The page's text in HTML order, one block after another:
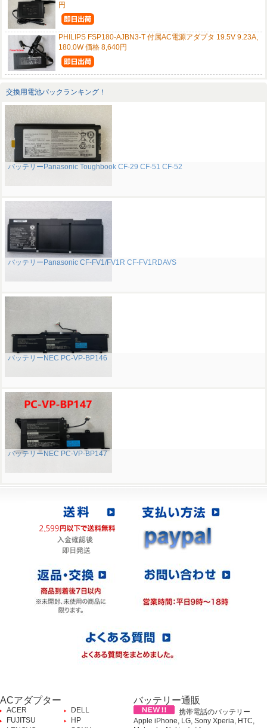
円
PHILIPS FSP180-AJBN3-T 付属AC電源アダプタ 19.5V 9.23A,
180.0W 価格 8,640円
交換用電池パックランキング！
バッテリーPanasonic Toughbook CF-29 CF-51 CF-52
バッテリーPanasonic CF-FV1/FV1R CF-FV1RDAVS
バッテリーNEC PC-VP-BP146
バッテリーNEC PC-VP-BP147
ACアダプター
ACER
DELL
FUJITSU
HP
バッテリー通販
携帯電話のバッテリー
Apple iPhone, LG, Sony Xperia, HTC,